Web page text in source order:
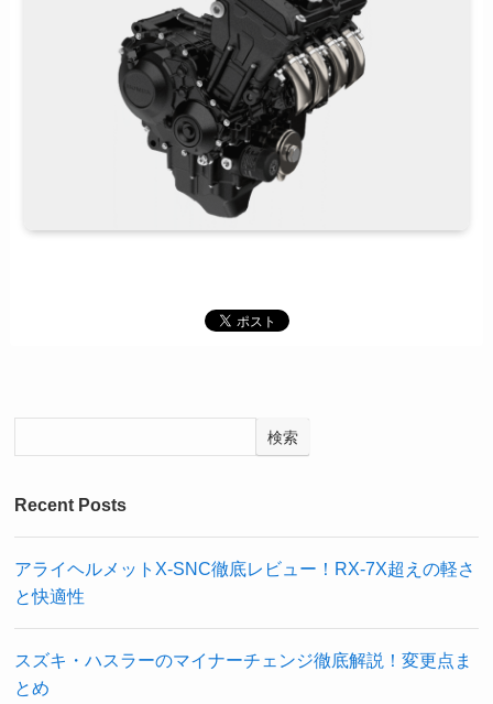
検索
Recent Posts
アライヘルメットX-SNC徹底レビュー！RX-7X超えの軽さ
と快適性
スズキ・ハスラーのマイナーチェンジ徹底解説！変更点ま
とめ